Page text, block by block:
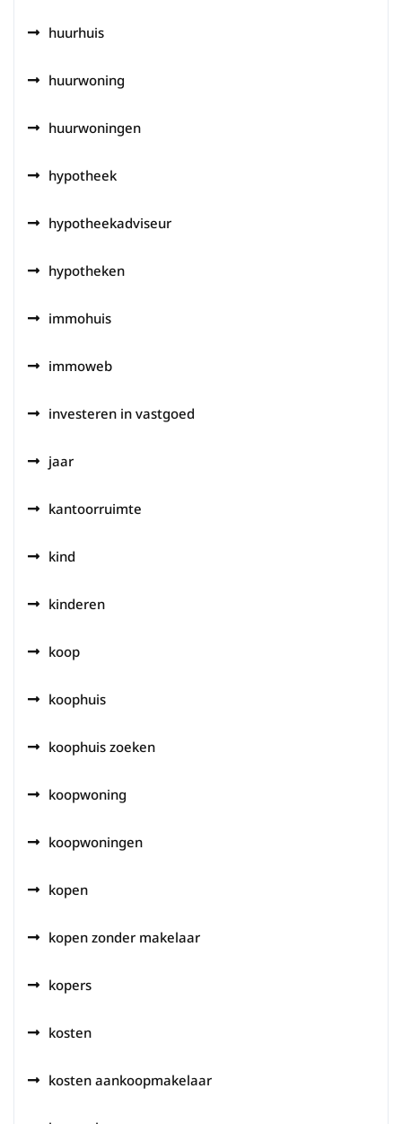
huurhuis
huurwoning
huurwoningen
hypotheek
hypotheekadviseur
hypotheken
immohuis
immoweb
investeren in vastgoed
jaar
kantoorruimte
kind
kinderen
koop
koophuis
koophuis zoeken
koopwoning
koopwoningen
kopen
kopen zonder makelaar
kopers
kosten
kosten aankoopmakelaar